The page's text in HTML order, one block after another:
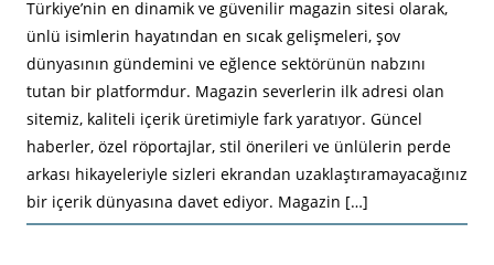
Türkiye’nin en dinamik ve güvenilir magazin sitesi olarak,
ünlü isimlerin hayatından en sıcak gelişmeleri, şov
dünyasının gündemini ve eğlence sektörünün nabzını
tutan bir platformdur. Magazin severlerin ilk adresi olan
sitemiz, kaliteli içerik üretimiyle fark yaratıyor. Güncel
haberler, özel röportajlar, stil önerileri ve ünlülerin perde
arkası hikayeleriyle sizleri ekrandan uzaklaştıramayacağınız
bir içerik dünyasına davet ediyor. Magazin […]